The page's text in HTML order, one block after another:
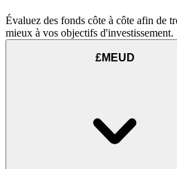
Évaluez des fonds côte à côte afin de
mieux à vos objectifs d'investissement.
£MEUD